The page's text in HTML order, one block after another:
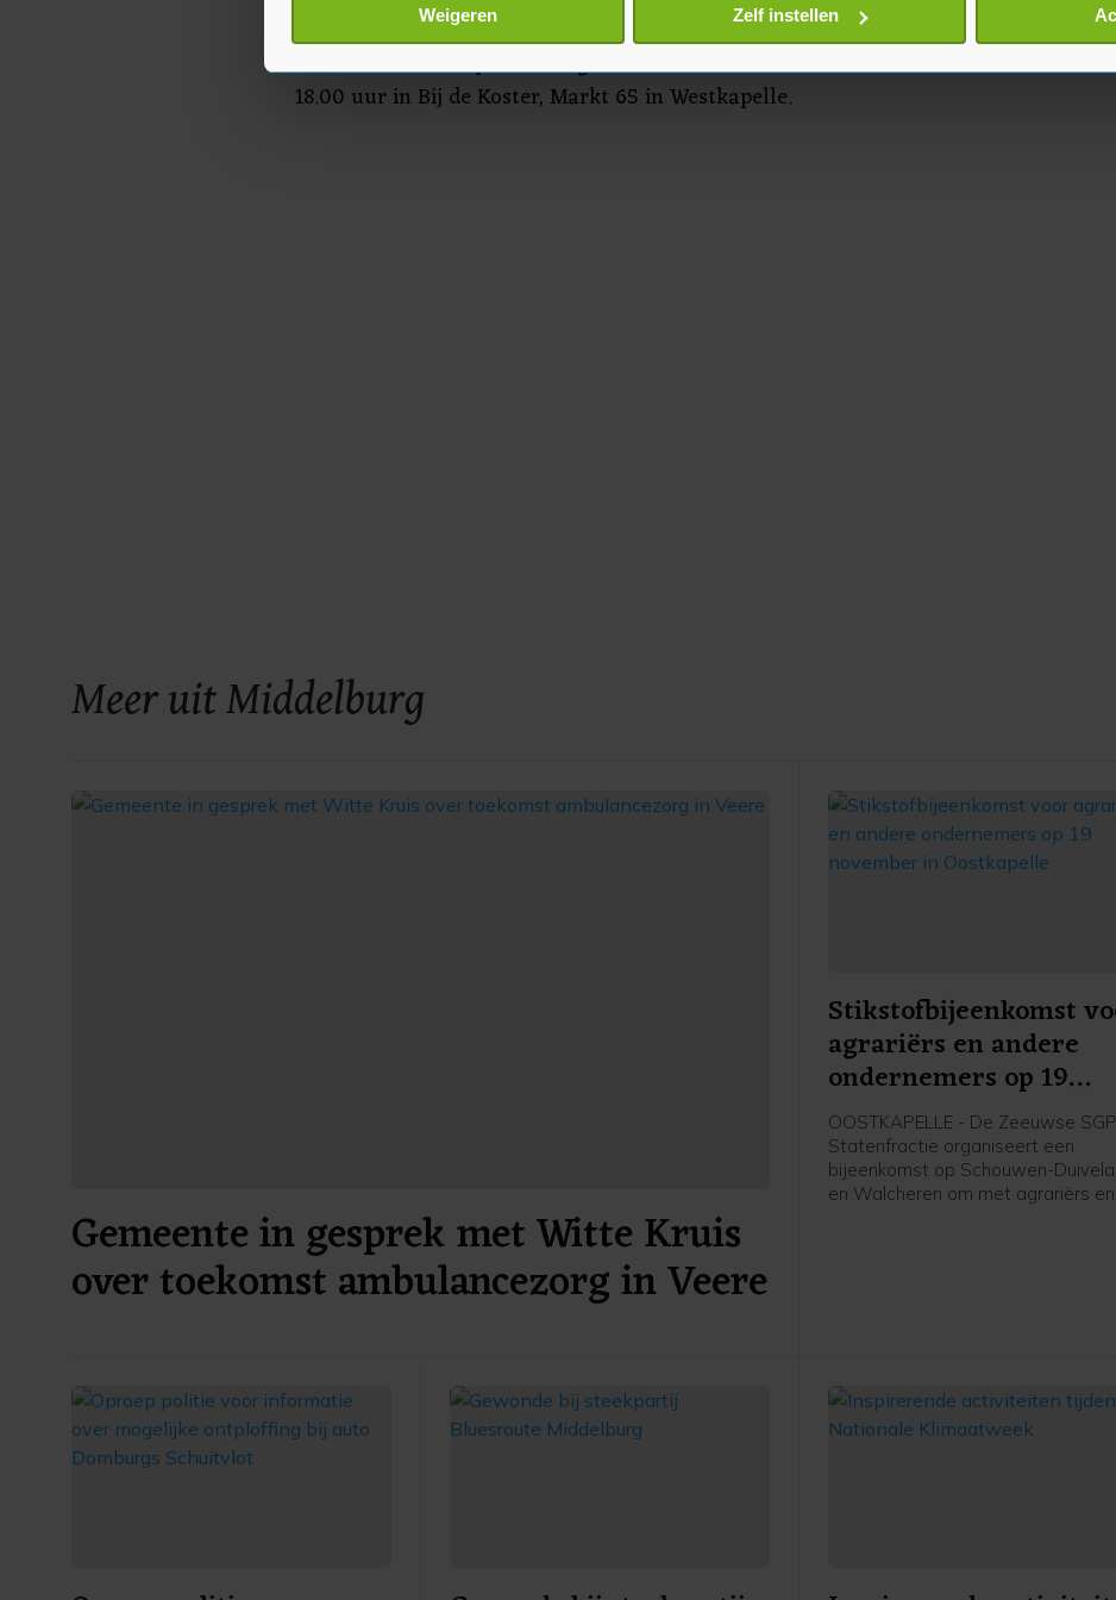
Lees meer over hoe uw persoonlijke gegevens worden verwerkt en stel uw voorkeuren in het
toestemming op elk moment wijzigen of intrekken in de Cookieverklaring.
Met cookies werkt onze website beter en wordt jouw bezoek makkelijker en persoonlijker. Op onze
Weigeren Zelf instellen
Het letterfeest is op woensdag 20 oktober van 10.00 –
18.00 uur in Bij de Koster, Markt 65 in Westkapelle.
Meer uit Middelburg
Gemeente in gesprek met Witte Kruis
over toekomst ambulancezorg in Veere
Stikstofbijeenkomst
agrariërs en andere
ondernemers op 19
november in
OOSTKAPELLE - De Zeeuwse
Statenfractie organiseert een
bijeenkomst op Schouwen-
en Walcheren om met agrariërs en